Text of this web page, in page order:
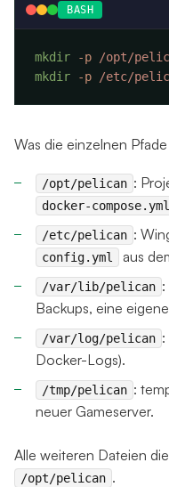
BASH
mkdir -p /opt/
mkdir -p /etc/
Was die einzelnen
/opt/pelican :
docker-compose.yml
/etc/pelican :
config.yml aus
/var/lib/pelican
Backups, eine
/var/log/pelican
Docker-Logs).
/tmp/pelican :
neuer Gameserver.
Alle weiteren Dateien
/opt/pelican .